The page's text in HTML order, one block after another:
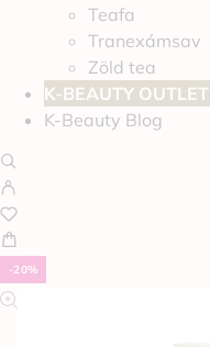
Teafa
Tranexámsav
Zöld tea
K-BEAUTY OUTLET
K-Beauty Blog
-20%